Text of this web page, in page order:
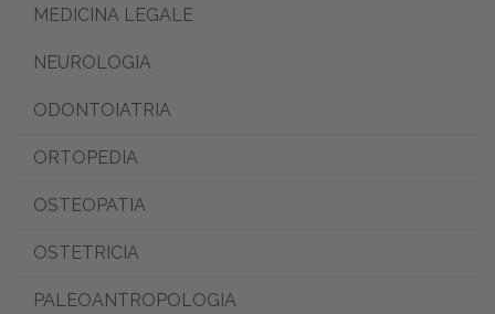
MEDICINA LEGALE
NEUROLOGIA
ODONTOIATRIA
ORTOPEDIA
OSTEOPATIA
OSTETRICIA
PALEOANTROPOLOGIA